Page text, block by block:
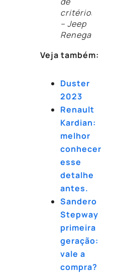
critérios
– Jeep
Renegade
Veja também:
Duster
2023
Renault
Kardian:
melhor
conhecer
esse
detalhe
antes.
Sandero
Stepway
primeira
geração:
vale a
compra?